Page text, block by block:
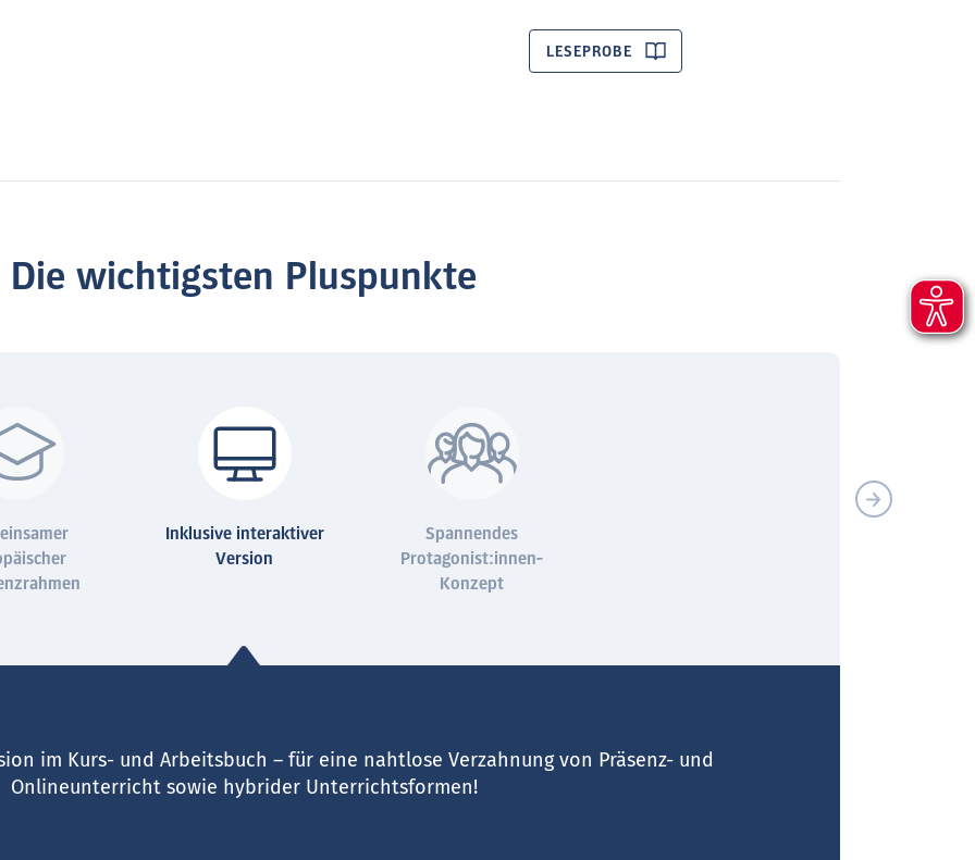
LESEPROBE
Die wichtigsten Pluspunkte
Inklusive interaktiver
Version
Spannendes
Protagonist:innen-
Konzept
im Kurs- und Arbeitsbuch – für eine nahtlose Verzahnung von Präsenz- und
Onlineunterricht sowie hybrider Unterrichtsformen!